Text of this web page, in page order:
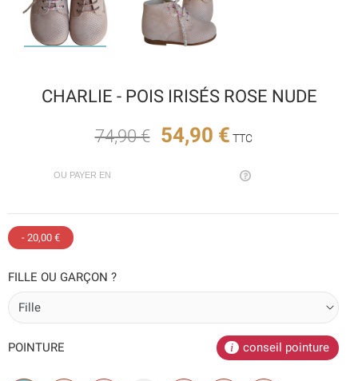
CHARLIE - POIS IRISÉS ROSE NUDE
74,90 € 54,90 € TTC
OU PAYER EN
- 20,00 €
FILLE OU GARÇON ?
POINTURE conseil pointure